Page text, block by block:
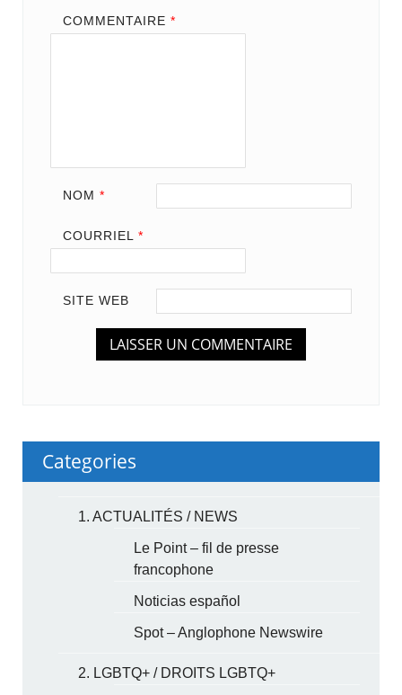
COMMENTAIRE *
NOM *
COURRIEL *
SITE WEB
Categories
1. ACTUALITÉS / NEWS
Le Point – fil de presse
francophone
Noticias español
Spot – Anglophone Newswire
2. LGBTQ+ / DROITS LGBTQ+